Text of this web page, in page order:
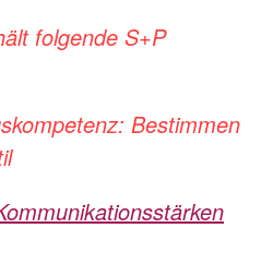
folgende S+P
Bestimmen